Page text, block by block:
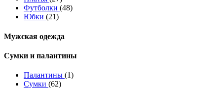
Футболки (48)
Юбки (21)
Мужская одежда
Сумки и палантины
Палантины (1)
Сумки (62)